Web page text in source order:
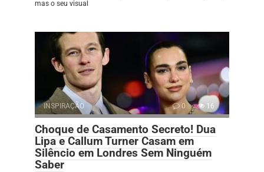
mas o seu visual
INSPIRAÇÃO 0 16
Choque de Casamento Secreto! Dua
Lipa e Callum Turner Casam em
Silêncio em Londres Sem Ninguém
Saber